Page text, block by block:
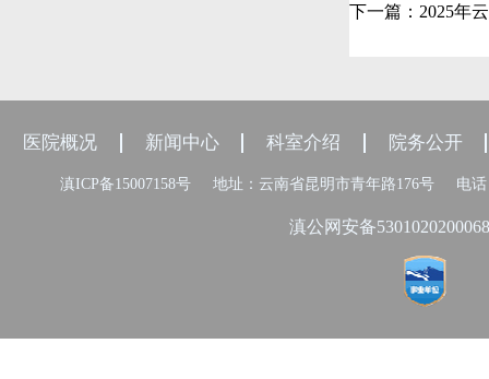
下一篇： 2025年
医院概况 新闻中心 科室介绍 院务公开
滇ICP备15007158号 地址：云南省昆明市青年路176号 电话
滇公网安备